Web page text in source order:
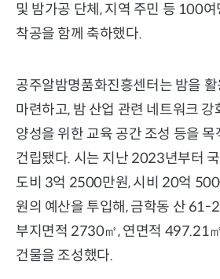
및 밤가공 단체, 지역 주민 등 100여
착공을 함께 축하했다.
공주알밤명품화진흥센터는 밤을
마련하고, 밤 산업 관련 네트워크 강
양성을 위한 교육 공간 조성 등을 목
건립됐다. 시는 지난 2023년부터
도비 3억 2500만원, 시비 20억
원의 예산을 투입해, 금학동 산 61-2
부지면적 2730㎡, 연면적 497.21
건물을 조성했다.